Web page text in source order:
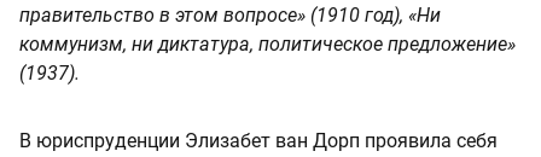
правительство в этом вопросе» (1910 год), «Ни
коммунизм, ни диктатура, политическое предложение»
(1937).
В юриспруденции Элизабет ван Дорп проявила себя